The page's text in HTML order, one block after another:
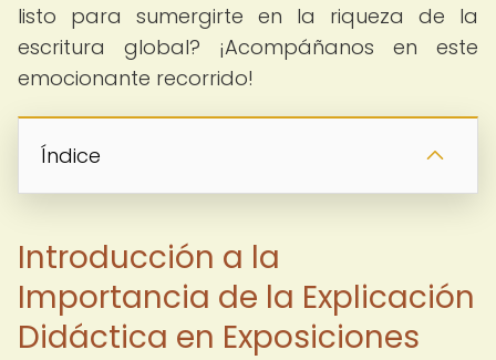
listo para sumergirte en la riqueza de la
escritura global? ¡Acompáñanos en este
emocionante recorrido!
Índice
Introducción a la
Importancia de la Explicación
Didáctica en Exposiciones